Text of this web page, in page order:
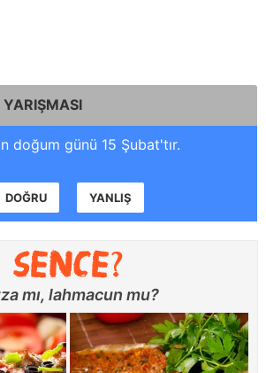
YARIŞMASI
doğum günü 15 Şubat'tır.
DOĞRU YANLIŞ
mı, lahmacun mu?